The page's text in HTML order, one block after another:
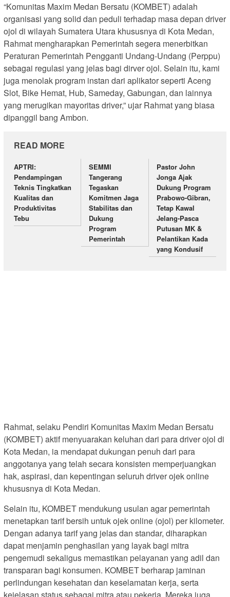
“Komunitas Maxim Medan Bersatu (KOMBET) adalah
organisasi yang solid dan peduli terhadap masa depan driver
ojol di wilayah Sumatera Utara khususnya di Kota Medan,
Rahmat mengharapkan Pemerintah segera menerbitkan
Peraturan Pemerintah Pengganti Undang-Undang (Perppu)
sebagai regulasi yang jelas bagi dirver ojol. Selain itu, kami
juga menolak program instan dari aplikator seperti Aceng
Slot, Bike Hemat, Hub, Sameday, Gabungan, dan lainnya
yang merugikan mayoritas driver,” ujar Rahmat yang biasa
dipanggil bang Ambon.
READ MORE
APTRI:
Pendampingan
Teknis Tingkatkan
Kualitas dan
Produktivitas
Tebu
SEMMI
Tangerang
Tegaskan
Komitmen Jaga
Stabilitas dan
Dukung
Program
Pemerintah
Pastor John
Jonga Ajak
Dukung Program
Prabowo-Gibran,
Tetap Kawal
Jelang-Pasca
Putusan MK &
Pelantikan Kada
yang Kondusif
Rahmat, selaku Pendiri Komunitas Maxim Medan Bersatu
(KOMBET) aktif menyuarakan keluhan dari para driver ojol di
Kota Medan, ia mendapat dukungan penuh dari para
anggotanya yang telah secara konsisten memperjuangkan
hak, aspirasi, dan kepentingan seluruh driver ojek online
khususnya di Kota Medan.
Selain itu, KOMBET mendukung usulan agar pemerintah
menetapkan tarif bersih untuk ojek online (ojol) per kilometer.
Dengan adanya tarif yang jelas dan standar, diharapkan
dapat menjamin penghasilan yang layak bagi mitra
pengemudi sekaligus memastikan pelayanan yang adil dan
transparan bagi konsumen. KOMBET berharap jaminan
perlindungan kesehatan dan keselamatan kerja, serta
kejelasan status sebagai mitra atau pekerja. Mereka juga